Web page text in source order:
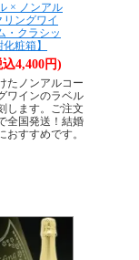
× ノンアル
リングワイ
・クラシッ
粧箱】
4,400円)
たノンアルコー
ワインのラベル
します。ご注文
全国発送！結婚
おすすめです。